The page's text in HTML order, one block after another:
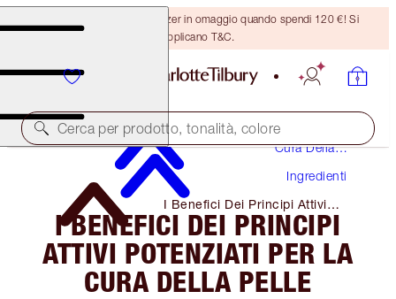
Ricevi un pennello per bronzer in omaggio quando spendi 120 €! Si
applicano T&C.
Cerca per prodotto, tonalità, colore
Cura Della
Ingredienti
I Benefici Dei Principi Attivi
Potenziati Per La Cura Della
Pelle
I BENEFICI DEI PRINCIPI
ATTIVI POTENZIATI PER LA
CURA DELLA PELLE